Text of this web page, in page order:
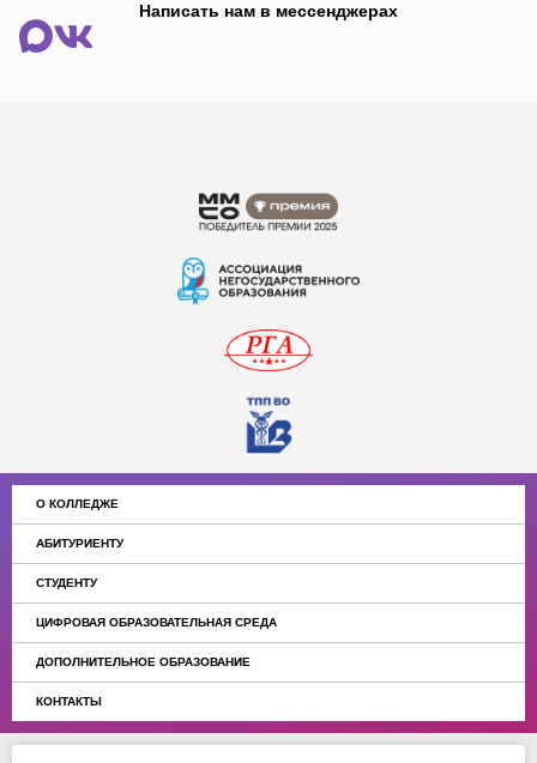
Написать нам в мессенджерах
О КОЛЛЕДЖЕ
АБИТУРИЕНТУ
СТУДЕНТУ
ЦИФРОВАЯ ОБРАЗОВАТЕЛЬНАЯ СРЕДА
ДОПОЛНИТЕЛЬНОЕ ОБРАЗОВАНИЕ
КОНТАКТЫ